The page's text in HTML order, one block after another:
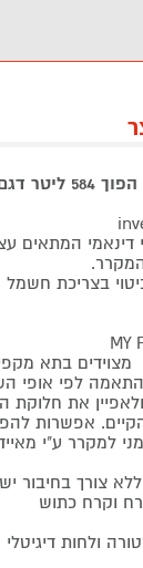
המתאים
בצריכת חשמל
MY
לפי אופי
את חלוקת
אפשרות
למקרר ע"י מאייד
וקרח כתוש
ולחות דיגיטלי